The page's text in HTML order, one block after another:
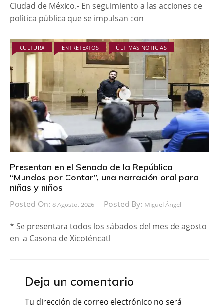
Ciudad de México.- En seguimiento a las acciones de
política pública que se impulsan con
CULTURA ENTRETEXTOS ÚLTIMAS NOTICIAS
Presentan en el Senado de la República
“Mundos por Contar”, una narración oral para
niñas y niños
Posted On: 8 Agosto, 2026 Posted By: Miguel Ángel
* Se presentará todos los sábados del mes de agosto
en la Casona de Xicoténcatl
Deja un comentario
Tu dirección de correo electrónico no será